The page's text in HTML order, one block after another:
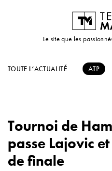
Le site que les
TOUTE L’ACTUALITÉ ATP
Tournoi de
passe Lajovic
de finale